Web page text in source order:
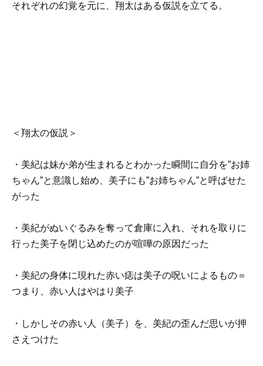
それぞれの幻覚を元に、翔太はある仮説を立てる。
＜翔太の仮説＞
・美紀は妹か弟が生まれるとわかった瞬間に自分を”お姉
ちゃん”と意識し始め、美子にも”お姉ちゃん”と呼ばせた
がった
・美紀がぬいぐるみを奪って倉庫に入れ、それを取りに
行った美子を閉じ込めたのが喧嘩の原因だった
・美紀の身体に現れた赤い痣は美子の呪いによるもの＝
つまり、赤い人はやはり美子
・しかしその赤い人（美子）を、美紀の歪んだ思いが押
さえつけた